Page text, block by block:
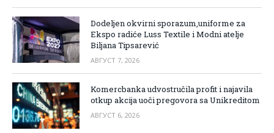
Dodeljen okvirni sporazum,uniforme za
Ekspo radiće Luss Textile i Modni atelje
Biljana Tipsarević
АВГУСТ 7, 2026
Komercbanka udvostručila profit i najavila
otkup akcija uoči pregovora sa Unikreditom
АВГУСТ 6, 2026